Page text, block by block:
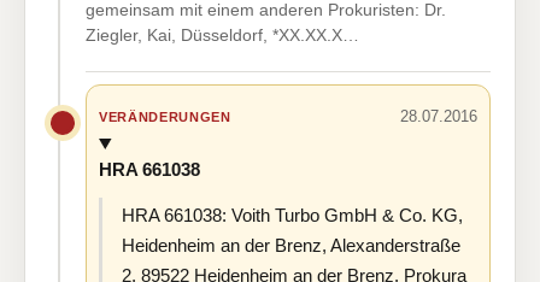
gemeinsam mit einem anderen Prokuristen: Dr.
Ziegler, Kai, Düsseldorf, *XX.XX.X…
VERÄNDERUNGEN 28.07.2016
HRA 661038
HRA 661038: Voith Turbo GmbH & Co. KG,
Heidenheim an der Brenz, Alexanderstraße
2, 89522 Heidenheim an der Brenz. Prokura